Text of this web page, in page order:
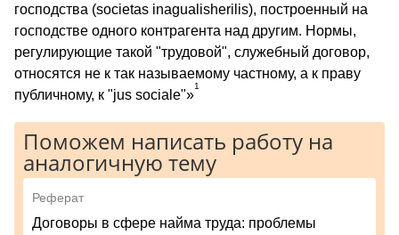
господства (societas inagualisherilis), построенный на
господстве одного контрагента над другим. Нормы,
регулирующие такой "трудовой", служебный договор,
относятся не к так называемому частному, а к праву
публичному, к "jus sociale"»
1
Поможем написать работу на
аналогичную тему
Реферат
Договоры в сфере найма труда: проблемы